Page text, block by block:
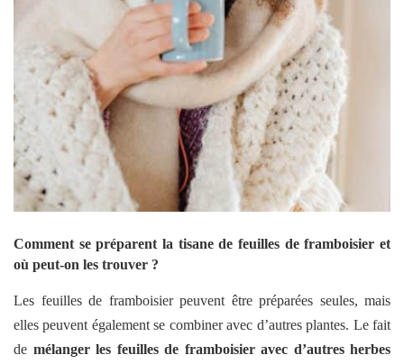
Comment se préparent la tisane de feuilles de framboisier et
où peut-on les trouver ?
Les feuilles de framboisier peuvent être préparées seules, mais
elles peuvent également se combiner avec d’autres plantes. Le fait
de mélanger les feuilles de framboisier avec d’autres herbes